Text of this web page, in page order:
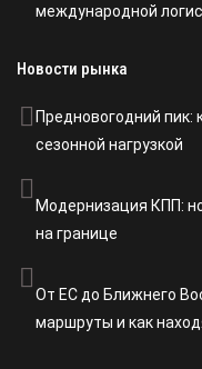
международной
Новости рынка
Предновогодний пик:
сезонной нагрузкой
Модернизация КПП:
на границе
От ЕС до Ближнего
маршруты и как